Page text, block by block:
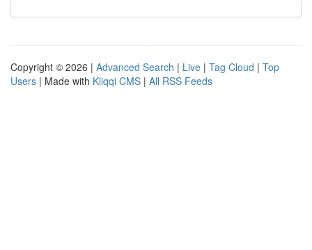
Copyright © 2026 | Advanced Search | Live | Tag Cloud | Top
Users | Made with Kliqqi CMS | All RSS Feeds